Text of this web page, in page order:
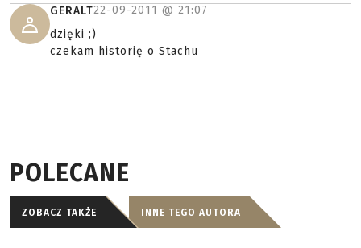
GERALT22-09-2011 @ 21:07
dzięki ;)
czekam historię o Stachu
POLECANE
ZOBACZ TAKŻE INNE TEGO AUTORA